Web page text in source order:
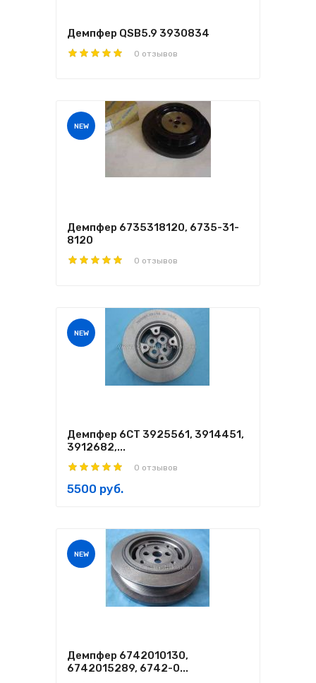
Демпфер QSB5.9 3930834
0 отзывов
NEW
Демпфер 6735318120, 6735-31-
8120
0 отзывов
NEW
Демпфер 6CT 3925561, 3914451,
3912682,...
0 отзывов
5500 руб.
NEW
Демпфер 6742010130,
6742015289, 6742-0...